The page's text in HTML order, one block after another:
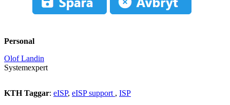
Personal
Olof Landin
Systemexpert
KTH Taggar: eISP eISP support
ISP